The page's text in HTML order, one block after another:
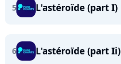
5 L'astéroïde (part I)
6 L'astéroïde (part Ii)